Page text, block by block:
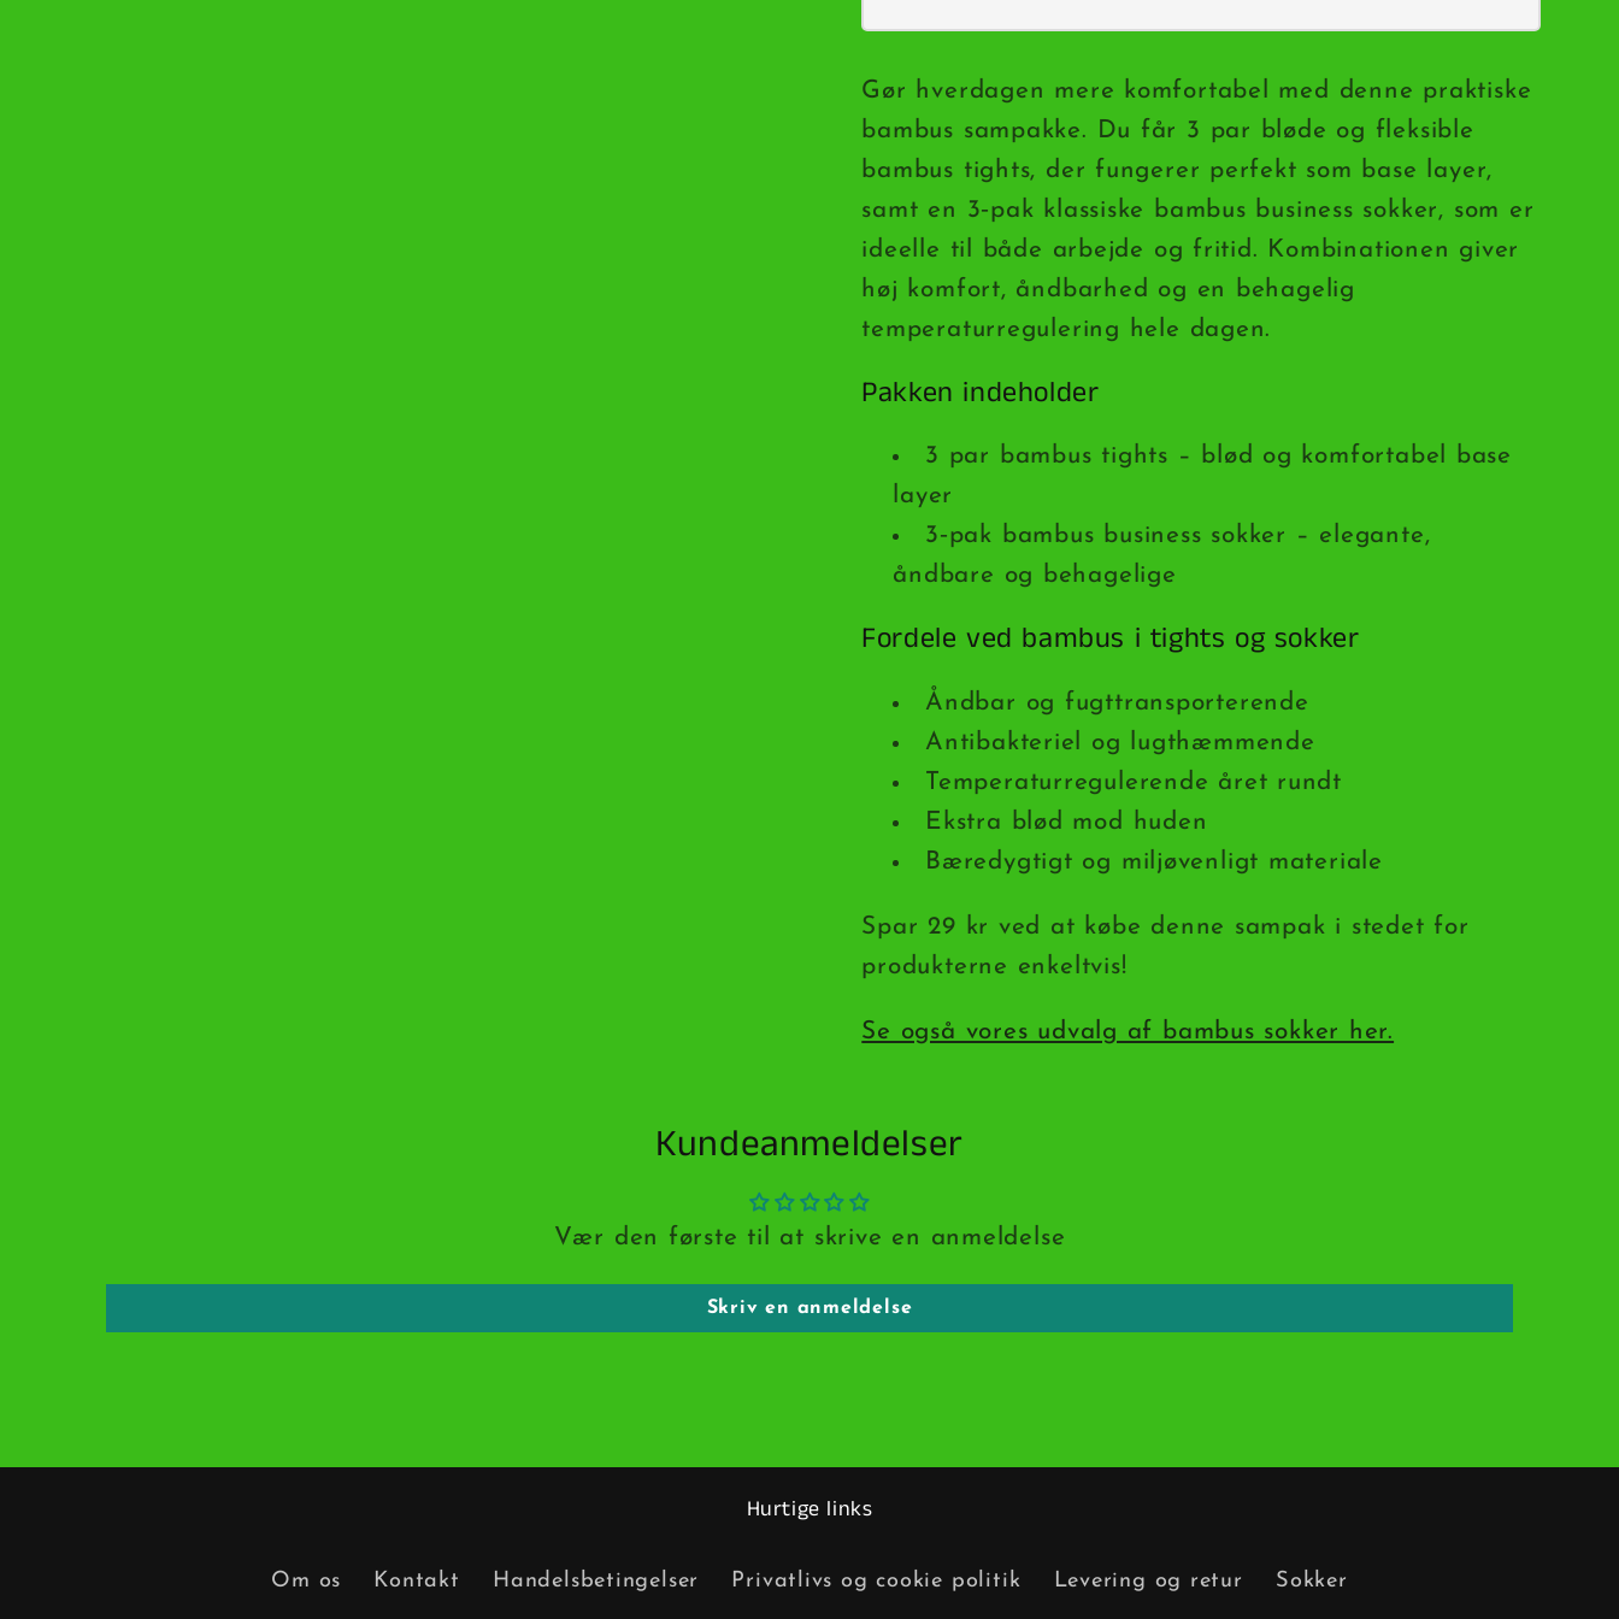
kr
kr
Gør hverdagen mere komfortabel med denne praktiske
bambus sampakke. Du får 3 par bløde og fleksible
bambus tights, der fungerer perfekt som base layer,
samt en 3‑pak klassiske bambus business sokker, som er
ideelle til både arbejde og fritid. Kombinationen giver
høj komfort, åndbarhed og en behagelig
temperaturregulering hele dagen.
Pakken indeholder
3 par bambus tights – blød og komfortabel base
layer
3‑pak bambus business sokker – elegante,
åndbare og behagelige
Fordele ved bambus i tights og sokker
Åndbar og fugttransporterende
Antibakteriel og lugthæmmende
Temperaturregulerende året rundt
Ekstra blød mod huden
Bæredygtigt og miljøvenligt materiale
Spar 29 kr ved at købe denne sampak i stedet for
produkterne enkeltvis!
Se også vores udvalg af bambus sokker her.
Kundeanmeldelser
Vær den første til at skrive en anmeldelse
Skriv en anmeldelse
Hurtige links
Om os Kontakt Handelsbetingelser Privatlivs og cookie politik Levering og retur Sokker